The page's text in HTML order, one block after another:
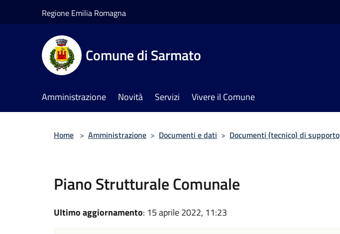
Regione Emilia Romagna
Comune di Sarmato
Amministrazione Novità Servizi Vivere il Comune
Home > Amministrazione > Documenti e dati > Documenti (tecnico) di supporto
Piano Strutturale Comunale
Ultimo aggiornamento: 15 aprile 2022, 11:23